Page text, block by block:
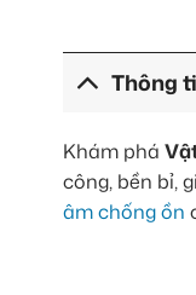
Thông
Khám phá
công, bền bỉ,
âm chống ồn